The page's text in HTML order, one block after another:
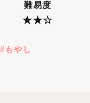
難易度
★★☆
もやし